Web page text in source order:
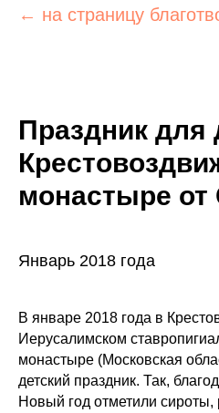
← на страницу
Праздник для
монастыре от
Январь 2018 года
В январе 2018 года в
Иерусалимском
монастыре (Московская
детский праздник. Так,
Новый год отметили сироты,